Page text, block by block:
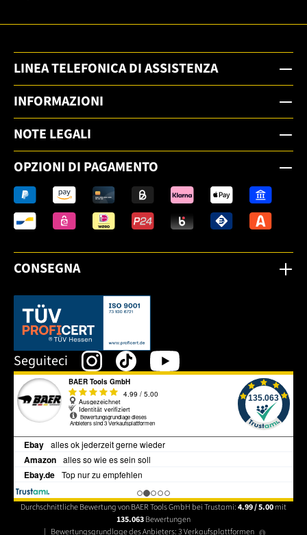
LINEA TELEFONICA DI ASSISTENZA
INFORMAZIONI
NOTE LEGALI
OPZIONI DI PAGAMENTO
CONSEGNA
Dieser Link öffnet sich in einem neuen Tab.
Seguiteci
Durchschnittliche Bewertung von BAER Tools GmbH bei Trustami:4.99 / 5.00mit
135.063Bewertungen
| Bewertungsgrundlage des Anbieters: 3 Verkaufsplattformen